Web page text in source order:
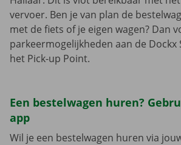
vervoer. Ben je van plan de
met de fiets of je eigen wagen? Dan
parkeermogelijkheden aan de Dockx
het Pick-up Point.
Een bestelwagen huren?
app
Wil je een bestelwagen huren via